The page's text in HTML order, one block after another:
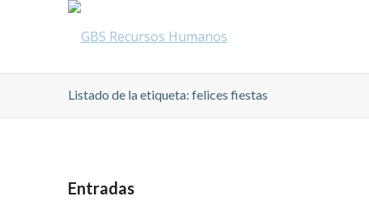
Listado de la etiqueta: felices fiestas
Entradas